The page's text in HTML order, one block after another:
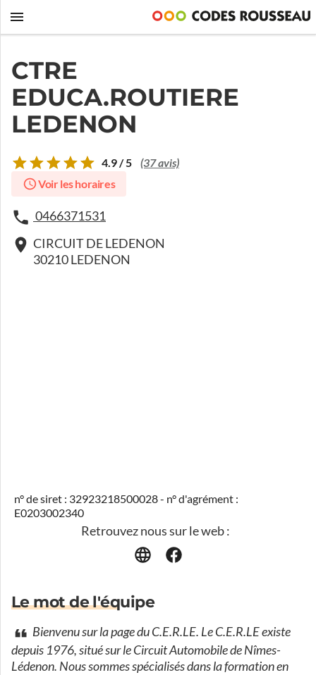
CTRE
EDUCA.ROUTIERE
LEDENON
4.9 / 5 (37 avis)
Voir les horaires
0466371531
CIRCUIT DE LEDENON
30210 LEDENON
n° de siret : 32923218500028 - n° d'agrément :
E0203002340
Retrouvez nous sur le web :
Le mot de l'équipe
Bienvenu sur la page du C.E.R.LE. Le C.E.R.LE existe
depuis 1976, situé sur le Circuit Automobile de Nîmes-
Lédenon. Nous sommes spécialisés dans la formation en